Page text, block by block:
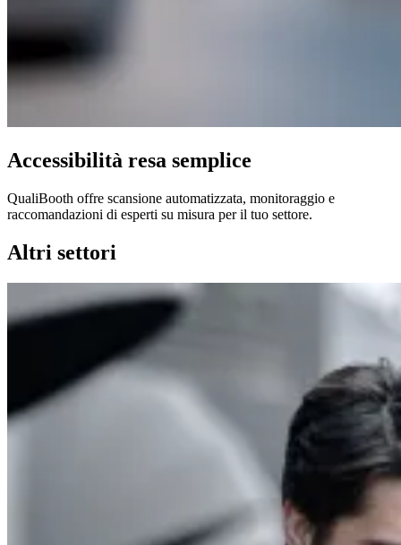
Accessibilità resa semplice
QualiBooth offre scansione automatizzata, monitoraggio e
raccomandazioni di esperti su misura per il tuo settore.
Altri settori